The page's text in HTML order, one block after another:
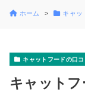
ホーム キャッ
キャットフードの口コ
キャット